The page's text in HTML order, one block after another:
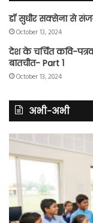
डॉ सुधीर सक्सेना से
October 13, 2024
देश के चर्चित कवि-
बातचीत- Part 1
October 13, 2024
अभी-अभी